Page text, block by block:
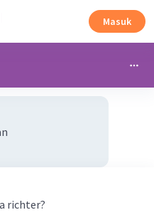
Masuk
richter?